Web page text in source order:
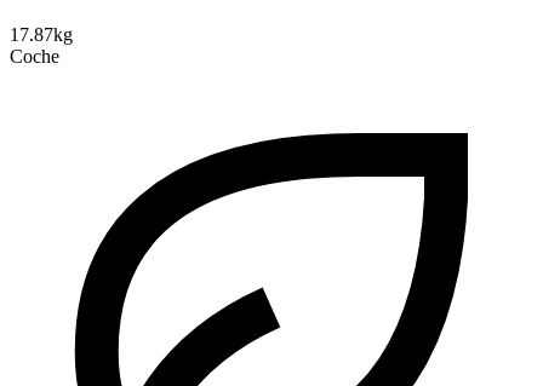
17.87kg
Coche